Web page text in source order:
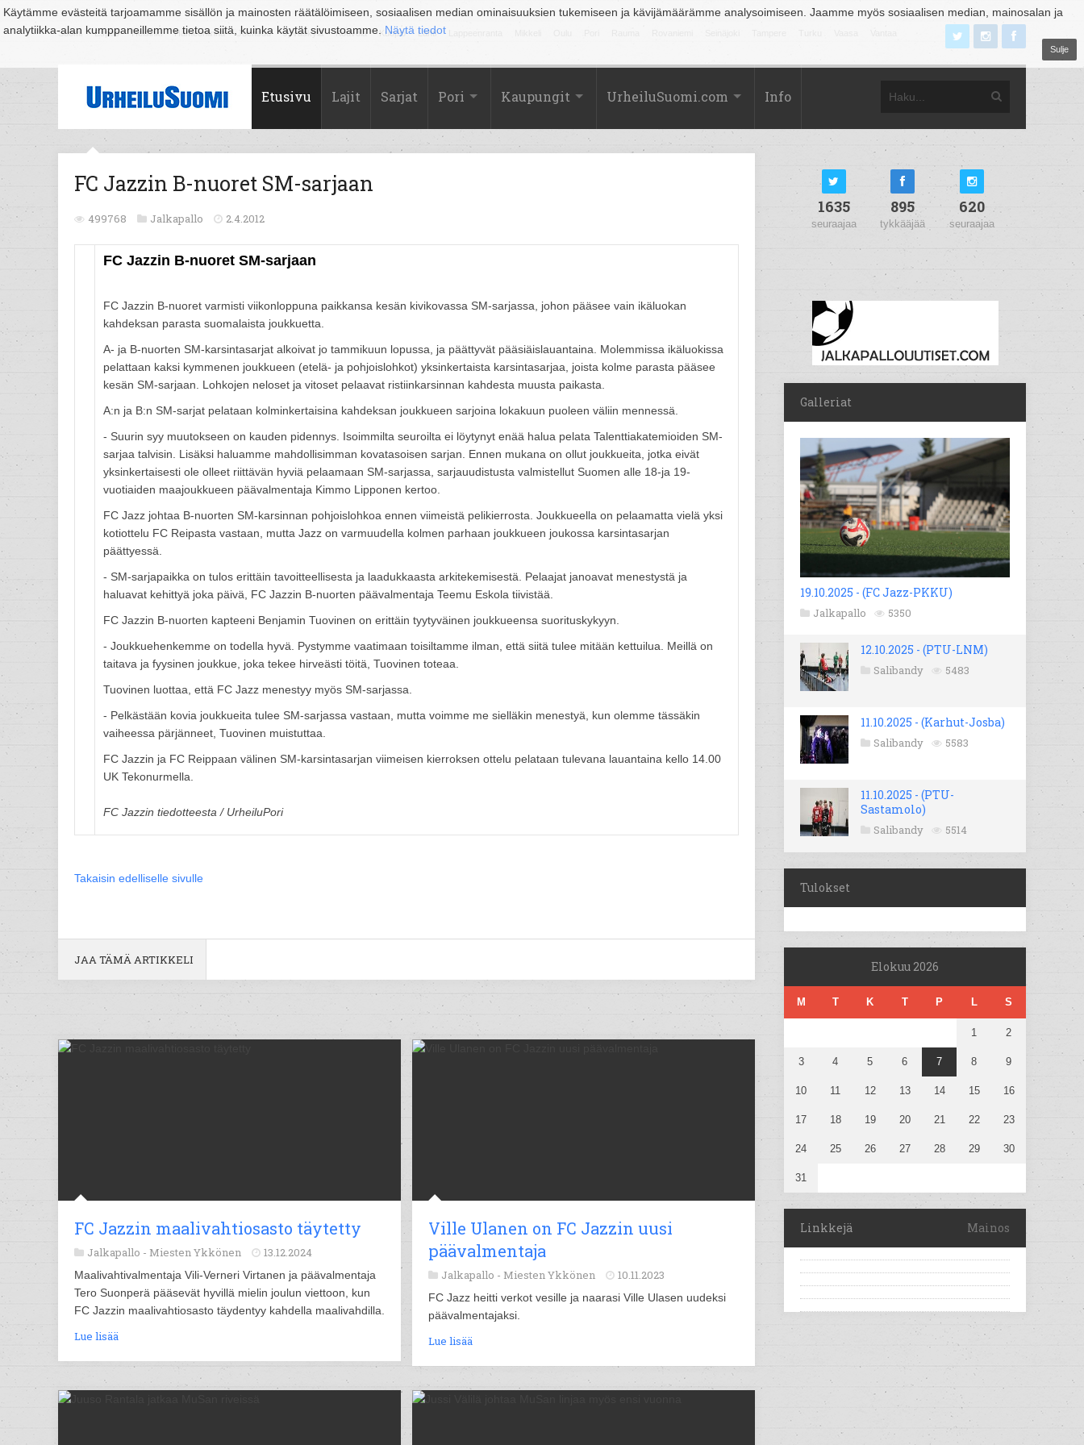
Käytämme evästeitä tarjoamamme sisällön ja mainosten räätälöimiseen, sosiaalisen median ominaisuuksien tukemiseen ja kävijämäärämme analysoimiseen. Jaamme myös sosiaalisen median, mainosalan ja
analytiikka-alan kumppaneillemme tietoa siitä, kuinka käytät sivustoamme. Näytä tiedot
Sulje
Suomi Espoo Helsinki Hämeenlinna Joensuu Jyväskylä Kouvola Kuopio Lahti
Etusivu Lajit Sarjat Pori Kaupungit UrheiluSuomi.com Info
FC Jazzin B-nuoret SM-sarjaan
499768 Jalkapallo 2.4.2012
FC Jazzin B-nuoret SM-sarjaan
FC Jazzin B-nuoret varmisti viikonloppuna paikkansa kesän kivikovassa SM-sarjassa, johon pääsee vain ikäluokan
kahdeksan parasta suomalaista joukkuetta.
A- ja B-nuorten SM-karsintasarjat alkoivat jo tammikuun lopussa, ja päättyvät pääsiäislauantaina. Molemmissa ikäluokissa
pelattaan kaksi kymmenen joukkueen (etelä- ja pohjoislohkot) yksinkertaista karsintasarjaa, joista kolme parasta pääsee
kesän SM-sarjaan. Lohkojen neloset ja vitoset pelaavat ristiinkarsinnan kahdesta muusta paikasta.
A:n ja B:n SM-sarjat pelataan kolminkertaisina kahdeksan joukkueen sarjoina lokakuun puoleen väliin mennessä.
- Suurin syy muutokseen on kauden pidennys. Isoimmilta seuroilta ei löytynyt enää halua pelata Talenttiakatemioiden SM-
sarjaa talvisin. Lisäksi haluamme mahdollisimman kovatasoisen sarjan. Ennen mukana on ollut joukkueita, jotka eivät
yksinkertaisesti ole olleet riittävän hyviä pelaamaan SM-sarjassa, sarjauudistusta valmistellut Suomen alle 18-ja 19-
vuotiaiden maajoukkueen päävalmentaja Kimmo Lipponen kertoo.
FC Jazz johtaa B-nuorten SM-karsinnan pohjoislohkoa ennen viimeistä pelikierrosta. Joukkueella on pelaamatta vielä yksi
kotiottelu FC Reipasta vastaan, mutta Jazz on varmuudella kolmen parhaan joukkueen joukossa karsintasarjan
päättyessä.
- SM-sarjapaikka on tulos erittäin tavoitteellisesta ja laadukkaasta arkitekemisestä. Pelaajat janoavat menestystä ja
haluavat kehittyä joka päivä, FC Jazzin B-nuorten päävalmentaja Teemu Eskola tiivistää.
FC Jazzin B-nuorten kapteeni Benjamin Tuovinen on erittäin tyytyväinen joukkueensa suorituskykyyn.
- Joukkuehenkemme on todella hyvä. Pystymme vaatimaan toisiltamme ilman, että siitä tulee mitään kettuilua. Meillä on
taitava ja fyysinen joukkue, joka tekee hirveästi töitä, Tuovinen toteaa.
Tuovinen luottaa, että FC Jazz menestyy myös SM-sarjassa.
- Pelkästään kovia joukkueita tulee SM-sarjassa vastaan, mutta voimme me sielläkin menestyä, kun olemme tässäkin
vaiheessa pärjänneet, Tuovinen muistuttaa.
FC Jazzin ja FC Reippaan välinen SM-karsintasarjan viimeisen kierroksen ottelu pelataan tulevana lauantaina kello 14.00
UK Tekonurmella.
FC Jazzin tiedotteesta / UrheiluPori
Takaisin edelliselle sivulle
JAA TÄMÄ ARTIKKELI
FC Jazzin maalivahtiosasto täytetty
Jalkapallo - Miesten Ykkönen 13.12.2024
Maalivahtivalmentaja Vili-Verneri Virtanen ja päävalmentaja
Tero Suonperä pääsevät hyvillä mielin joulun viettoon, kun
FC Jazzin maalivahtiosasto täydentyy kahdella maalivahdilla.
Lue lisää
Ville Ulanen on FC Jazzin uusi
päävalmentaja
Jalkapallo - Miesten Ykkönen 10.11.2023
FC Jazz heitti verkot vesille ja naarasi Ville Ulasen uudeksi
päävalmentajaksi.
Lue lisää
1635
seuraajaa
895
tykkääjää
620
seuraajaa
Galleriat
19.10.2025 - (FC Jazz-PKKU)
Jalkapallo 5350
12.10.2025 - (PTU-LNM)
Salibandy 5483
11.10.2025 - (Karhut-Josba)
Salibandy 5583
11.10.2025 - (PTU-
Sastamolo)
Salibandy 5514
Tulokset
Elokuu 2026
M T K T P L S
1 2
3 4 5 6 7 8 9
10 11 12 13 14 15 16
17 18 19 20 21 22 23
24 25 26 27 28 29 30
31
Linkkejä Mainos